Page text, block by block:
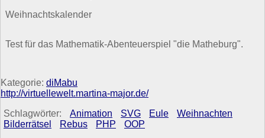
Weihnachtskalender
Test für das Mathematik-Abenteuerspiel "die Matheburg".
Kategorie: diMabu
http://virtuellewelt.martina-major.de/
Schlagwörter:
Animation SVG Eule
Weihnachten
Bilderrätsel
Rebus PHP
OOP